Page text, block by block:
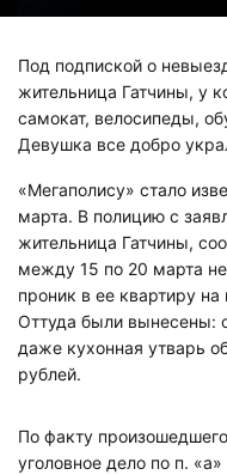
Под подпиской о
жительница Гатчины, у
самокат, велосипеды,
Девушка все добро
«Мегаполису» стало
марта. В полицию с
жительница Гатчины,
между 15 по 20 марта
проник в ее квартиру
Оттуда были вынесены:
даже кухонная утварь
рублей.
По факту
уголовное дело по п.